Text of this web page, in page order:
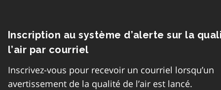
Inscription au système d’alerte sur la
l’air par courriel
Inscrivez-vous pour recevoir un courriel lorsqu’un
avertissement de la qualité de l’air est lancé.